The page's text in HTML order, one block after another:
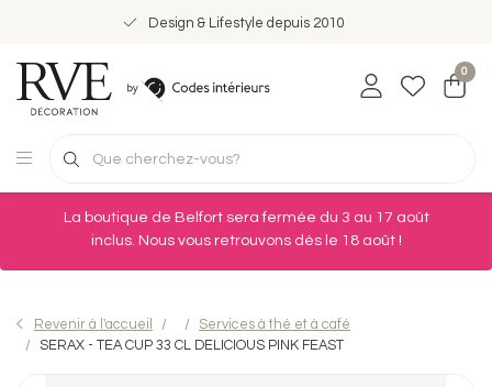
Design & Lifestyle depuis 2010
0
La boutique de Belfort sera fermée du 3 au 17 août
inclus. Nous vous retrouvons dès le 18 août !
Revenir à l'accueil
Services à thé et à café
SERAX - TEA CUP 33 CL DELICIOUS PINK FEAST